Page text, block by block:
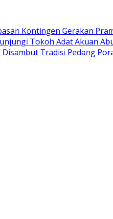
Kontingen Gerakan
Tokoh Adat Akuan
Disambut Tradisi Pedang